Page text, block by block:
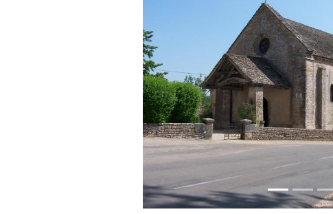
Previous